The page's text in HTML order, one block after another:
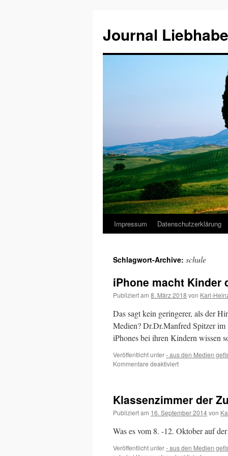
Journal
Zum
springen
Impressum Datenschutzerklärung
Schlagwort-Archive: schule
iPhone macht
Publiziert am 8. März 2018 von Karl-
Das sagt kein geringerer, als der
Medien? Dr.Dr.Manfred Spitzer
iPhones bei ihren Kindern wissen
Veröffentlicht unter- aus den Medien
Kommentare deaktiviertfür
depressiv
und
dumm…
Klassenzimmer der
Publiziert am 16. September 2014von
Was es vom 8. -12. Oktober auf
Veröffentlicht unter- aus den Medien